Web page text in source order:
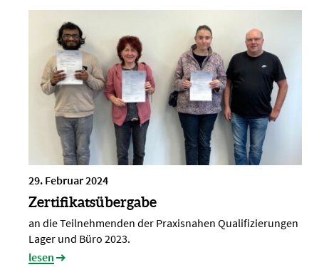
29. Februar 2024
Zertifikatsübergabe
an die Teilnehmenden der Praxisnahen Qualifizierungen
Lager und Büro 2023.
lesen